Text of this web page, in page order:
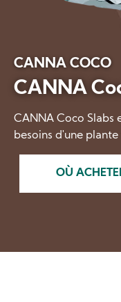
CANNA COCO
CANNA
CANNA Coco Slabs
besoins d'une
OÙ